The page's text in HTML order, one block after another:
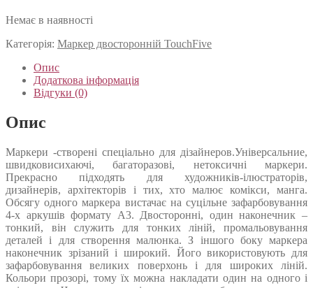
Немає в наявності
Категорія: Маркер двосторонній TouchFive
Опис
Додаткова інформація
Відгуки (0)
Опис
Маркери -створені спеціально для дізайнеров.Універсальние,
швидковисихаючі, багаторазові, нетоксичні маркери.
Прекрасно підходять для художників-ілюстраторів,
дизайнерів, архітекторів і тих, хто малює комікси, манга.
Обсягу одного маркера вистачає на суцільне зафарбовування
4-х аркушів формату А3. Двосторонні, один наконечник –
тонкий, він служить для тонких ліній, промальовування
деталей і для створення малюнка. З іншого боку маркера
наконечник зрізаний і широкий. Його використовують для
зафарбовування великих поверхонь і для широких ліній.
Кольори прозорі, тому їх можна накладати один на одного і